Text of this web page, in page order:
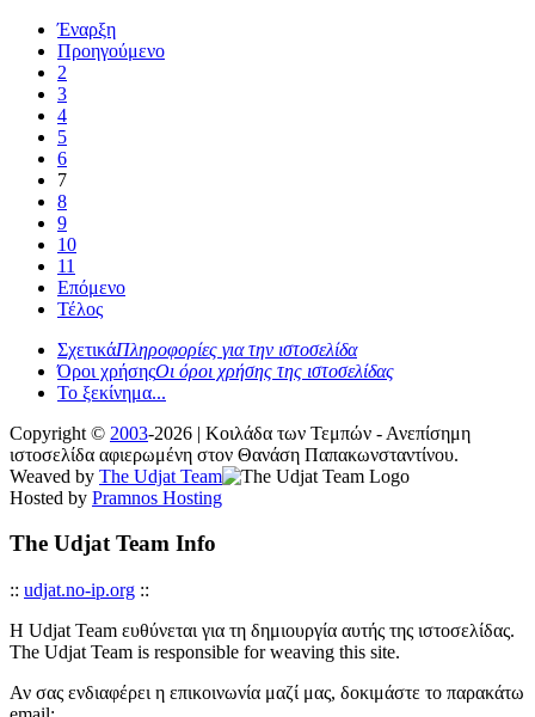
Έναρξη
Προηγούμενο
2
3
4
5
6
7
8
9
10
11
Επόμενο
Τέλος
ΣχετικάΠληροφορίες για την ιστοσελίδα
Όροι χρήσηςΟι όροι χρήσης της ιστοσελίδας
Το ξεκίνημα...
Copyright © 2003-2026 | Κοιλάδα των Τεμπών - Ανεπίσημη
ιστοσελίδα αφιερωμένη στον Θανάση Παπακωνσταντίνου.
Weaved by The Udjat Team
Hosted by Pramnos Hosting
The Udjat Team Info
:: udjat.no-ip.org ::
Η Udjat Team ευθύνεται για τη δημιουργία αυτής της ιστοσελίδας.
The Udjat Team is responsible for weaving this site.
Αν σας ενδιαφέρει η επικοινωνία μαζί μας, δοκιμάστε το παρακάτω